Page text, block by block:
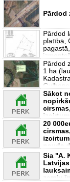
Pārdod
Pārdod
platībā,
Pārdod
1 ha
Sākot
20
nauda
Sia ''A.
zemju